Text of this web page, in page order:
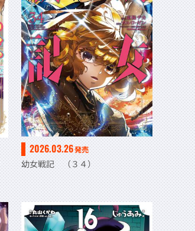
2026.03.26発売
幼女戦記 （３４）